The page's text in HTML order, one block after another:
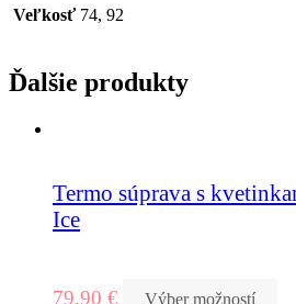
Veľkosť 74, 92
Ďalšie produkty
Termo súprava s
Ice
79,90 €
Výber možností